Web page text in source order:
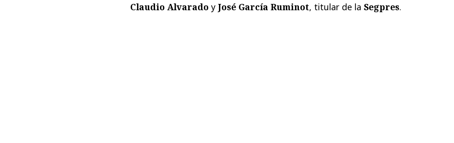
Claudio Alvarado y José García Ruminot, titular de la Segpres.